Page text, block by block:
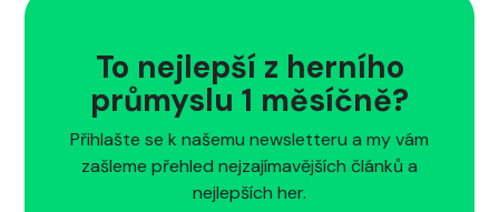
To nejlepší z herního
průmyslu 1 měsíčně?
Přihlašte se k našemu newsletteru a my vám
zašleme přehled nejzajímavějších článků a
nejlepších her.